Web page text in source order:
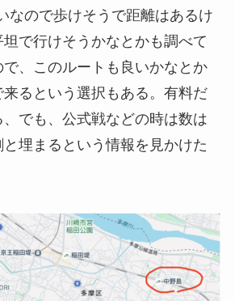
なので歩けそうで距離はあるけ
で行けそうかなとかも調べて
、このルートも良いかなとか
来るという選択もある。有料だ
でも、公式戦などの時は数は
埋まるという情報を見かけた